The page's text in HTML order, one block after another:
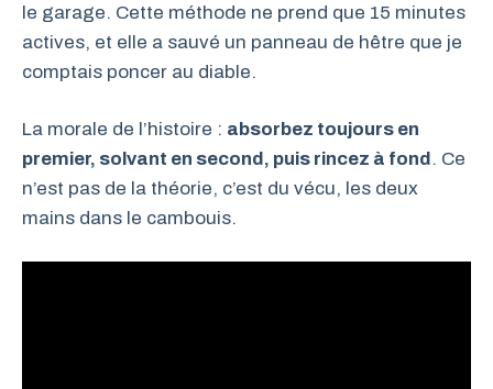
le garage. Cette méthode ne prend que 15 minutes
actives, et elle a sauvé un panneau de hêtre que je
comptais poncer au diable.
La morale de l’histoire : absorbez toujours en
premier, solvant en second, puis rincez à fond. Ce
n’est pas de la théorie, c’est du vécu, les deux
mains dans le cambouis.